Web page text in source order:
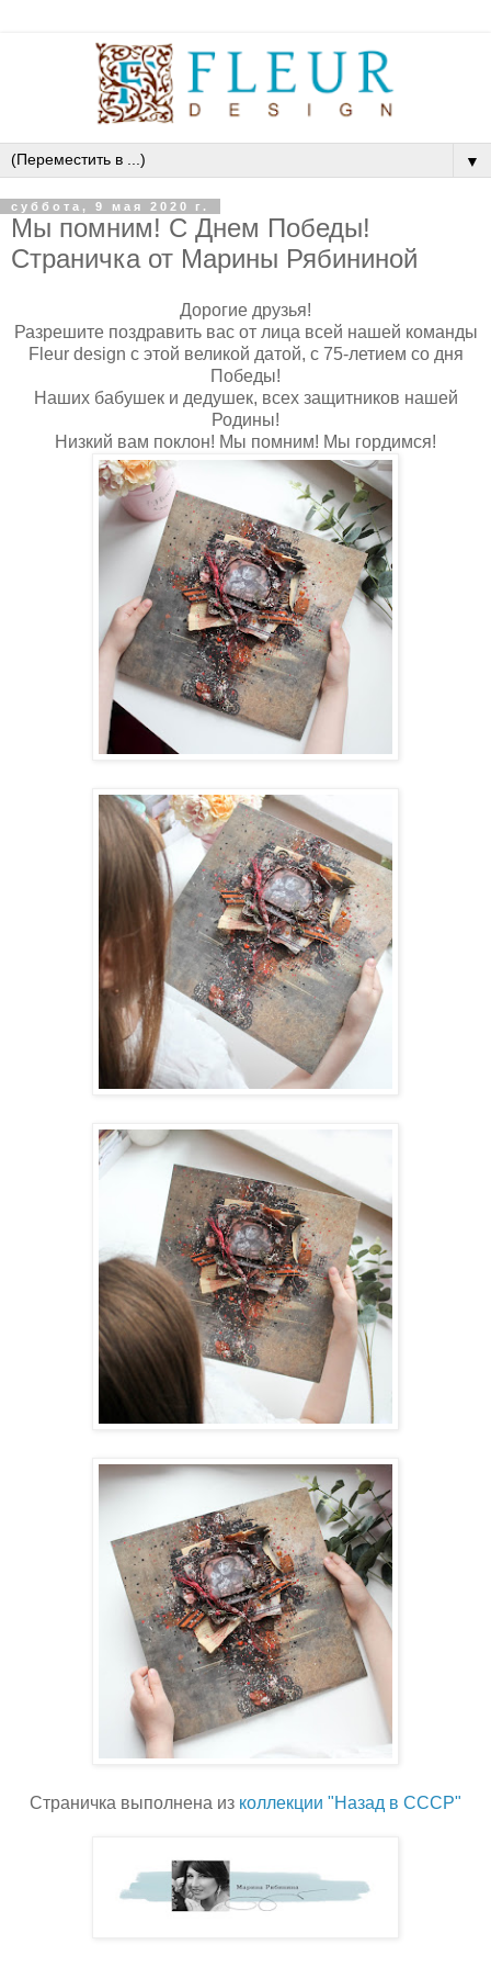
▼
суббота, 9 мая 2020 г.
Мы помним! С Днем Победы!
Страничка от Марины Рябининой
Дорогие друзья!
Разрешите поздравить вас от лица всей нашей команды
Fleur design с этой великой датой, с 75-летием со дня
Победы!
Наших бабушек и дедушек, всех защитников нашей
Родины!
Низкий вам поклон! Мы помним! Мы гордимся!
Страничка выполнена из коллекции "Назад в СССР"